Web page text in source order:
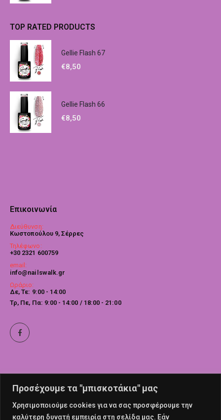
Προσέχουμε τα "μπισκοτάκια" μας
Χρησιμοποιούμε cookies για να σας προσφέρουμε την
καλύτερη δυνατή εμπειρία στη σελίδα μας. Εάν
TOP RATED PRODUCTS
Gellie Flash 67
€8,50
Gellie Flash 66
€8,50
Επικοινωνία
Διεύθυνση:
Κωστοπούλου 9, Σέρρες
Τηλέφωνο:
+30 2321 600759
email:
info@nailswalk.gr
Ωράριο:
Δε, Τε: 9:00 - 14:00
Τρ, Πε, Πα: 9:00 - 14:00 / 18:00 - 21:00